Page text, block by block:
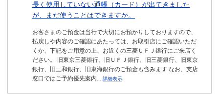
長く使用していない通帳（カード）が出てきました
が、まだ使うことはできますか。
お客さまのご預金は当行で大切にお預かりしておりますので、
払戻しや内容のご確認にあたっては、お取引店にご確認いただ
くか、下記をご用意の上、お近くの三菱ＵＦＪ銀行にご来店く
ださい。 旧東京三菱銀行、旧ＵＦＪ銀行、旧三菱銀行、旧東京
銀行、旧三和銀行、旧東海銀行のご預金も含みます なお、支店
窓口ではご予約優先案内... 詳細表示